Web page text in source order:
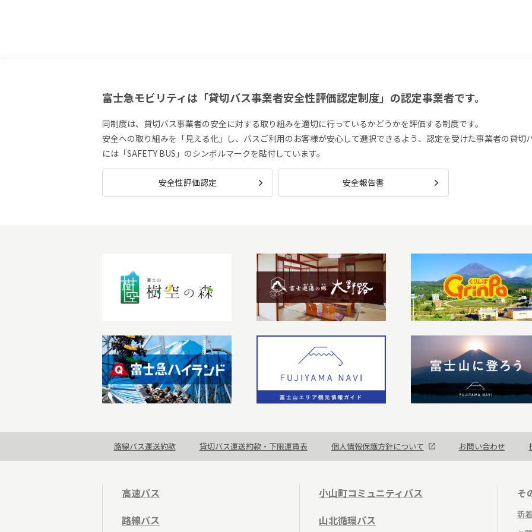
富士急モビリティは「貸切バス事業者安全性評価認定制度」の認定事業者です。
同制度は、貸切バス事業者の安全に対する取り組みを適切に行っているかどうかを評価する制度です。
安全への取り組みを「見える化」し、バスご利用のお客様が安心して選択できるよう、認定を受けた事業者の貸切
には「SAFETY BUS」のシンボルマークを貼付しています。
安全性評価認定 安全報告書
路線バス運送約款 貸切バス運送約款・下限運賃表 個人情報保護方針について お問い合わせ
高速バス
路線バス
小山町コミュニティバス
山北循環バス
そ
新